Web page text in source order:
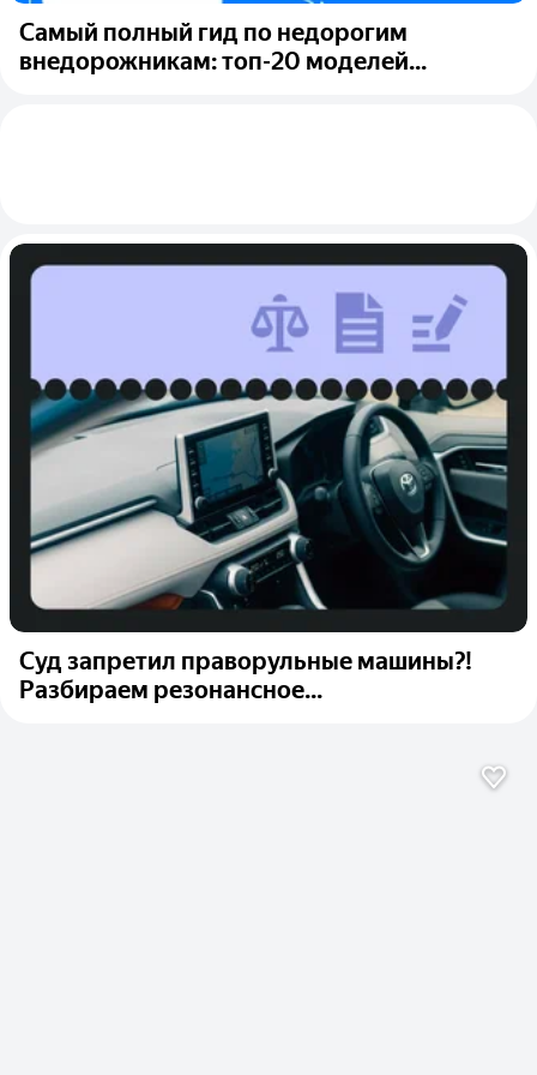
Самый полный гид по недорогим
внедорожникам: топ-20 моделей...
Суд запретил праворульные машины?!
Разбираем резонансное...